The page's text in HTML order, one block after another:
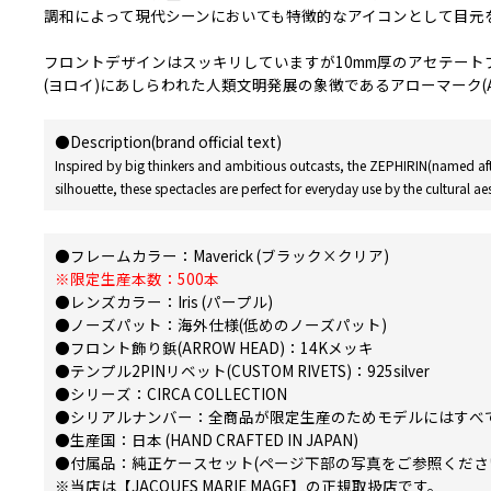
調和によって現代シーンにおいても特徴的なアイコンとして目
フロントデザインはスッキリしていますが10mm厚のアセテー
(ヨロイ)にあしらわれた人類文明発展の象徴であるアローマーク
●Description(brand official text)
Inspired by big thinkers and ambitious outcasts, the ZEPHIRIN(named
silhouette, these spectacles are perfect for everyday use by the cultural
●フレームカラー：Maverick (ブラック×クリア)
※限定生産本数：500本
●レンズカラー：Iris (パープル)
●ノーズパット：海外仕様(低めのノーズパット)
●フロント飾り鋲(ARROW HEAD)：14Kメッキ
●テンプル2PINリベット(CUSTOM RIVETS)：925silver
●シリーズ：CIRCA COLLECTION
●シリアルナンバー：全商品が限定生産のためモデルにはす
●生産国：日本 (HAND CRAFTED IN JAPAN)
●付属品：純正ケースセット(ページ下部の写真をご参照くだ
※当店は【JACQUES MARIE MAGE】の正規取扱店です。